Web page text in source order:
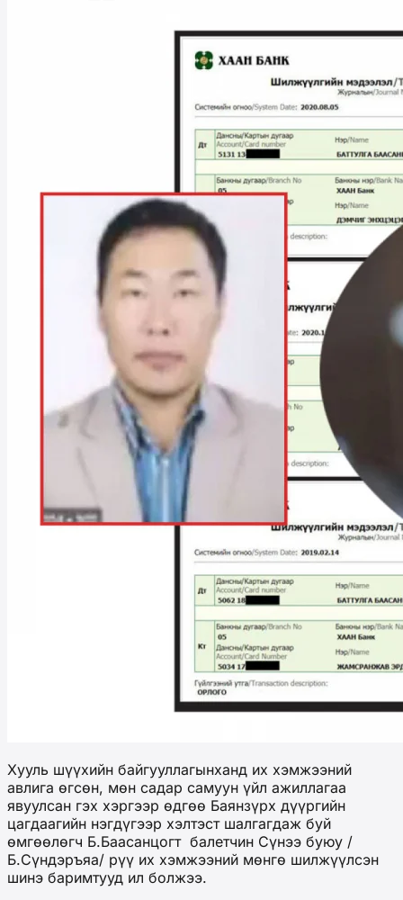
Хууль шүүхийн байгууллагынханд их хэмжээний
авлига өгсөн, мөн садар самуун үйл ажиллагаа
явуулсан гэх хэргээр өдгөө Баянзүрх дүүргийн
цагдаагийн нэгдүгээр хэлтэст шалгагдаж буй
өмгөөлөгч Б.Баасанцогт балетчин Сүнээ буюу /
Б.Сүндэръяа/ рүү их хэмжээний мөнгө шилжүүлсэн
шинэ баримтууд ил болжээ.